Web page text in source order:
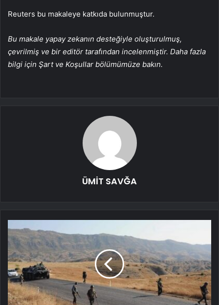
Reuters bu makaleye katkıda bulunmuştur.
Bu makale yapay zekanın desteğiyle oluşturulmuş,
çevrilmiş ve bir editör tarafından incelenmiştir. Daha fazla
bilgi için Şart ve Koşullar bölümümüze bakın.
ÜMİT SAVĞA